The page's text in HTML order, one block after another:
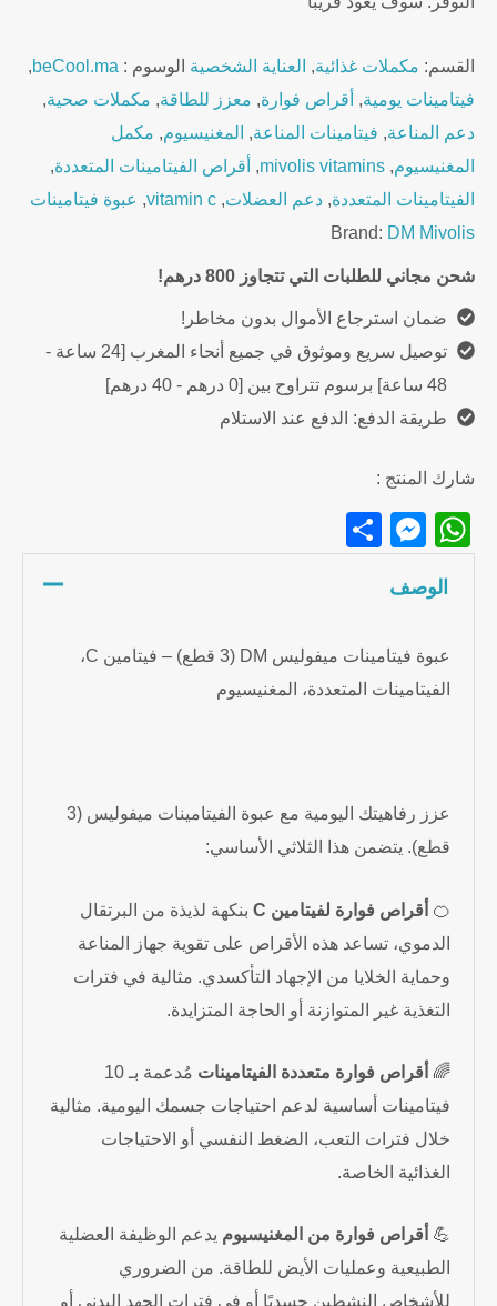
القسم: مكملات غذائية, العناية الشخصية الوسوم : beCool.ma
,
فيتامينات يومية, أقراص فوارة, معزز للطاقة, مكملات صحية,
دعم المناعة, فيتامينات المناعة, المغنيسيوم, مكمل
المغنيسيوم,
mivolis vitamins
, أقراص الفيتامينات المتعددة,
الفيتامينات المتعددة, دعم العضلات,
vitamin c
, عبوة فيتامينات
Brand: DM Mivolis
شحن مجاني للطلبات التي تتجاوز 800 درهم!
ضمان استرجاع الأموال بدون مخاطر!
توصيل سريع وموثوق في جميع أنحاء المغرب [24 ساعة -
48 ساعة] برسوم تتراوح بين [0 درهم - 40 درهم]
طريقة الدفع: الدفع عند الاستلام
شارك المنتج :
WhatsApp
Messenger
الوصف
عبوة فيتامينات ميفوليس DM (3 قطع) – فيتامين C،
الفيتامينات المتعددة، المغنيسيوم
عزز رفاهيتك اليومية مع عبوة الفيتامينات ميفوليس (3
قطع). يتضمن هذا الثلاثي الأساسي:
🍊 أقراص فوارة لفيتامين C
بنكهة لذيذة من البرتقال
الدموي، تساعد هذه الأقراص على تقوية جهاز المناعة
وحماية الخلايا من الإجهاد التأكسدي. مثالية في فترات
التغذية غير المتوازنة أو الحاجة المتزايدة.
🌈 أقراص فوارة متعددة الفيتامينات
مُدعمة بـ 10
فيتامينات أساسية لدعم احتياجات جسمك اليومية. مثالية
خلال فترات التعب، الضغط النفسي أو الاحتياجات
الغذائية الخاصة.
💪 أقراص فوارة من المغنيسيوم يدعم الوظيفة العضلية
الطبيعية وعمليات الأيض للطاقة. من الضروري
للأشخاص النشطين جسديًا أو في فترات الجهد البدني أو